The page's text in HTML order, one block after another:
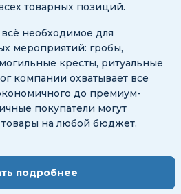
товарных позиций.
необходимое для
мероприятий: гробы,
кресты, ритуальные
компании охватывает все
до премиум-
покупатели могут
на любой бюджет.
подробнее